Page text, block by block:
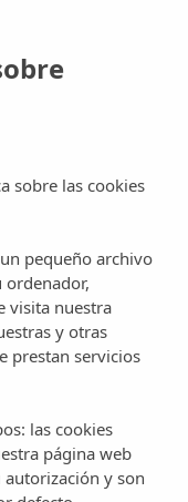
Música
el
Los
lugar en la isla
sobre las cookies
pequeño archivo
ordenador,
visita nuestra
y otras
prestan servicios
las cookies
página web
autorización y son